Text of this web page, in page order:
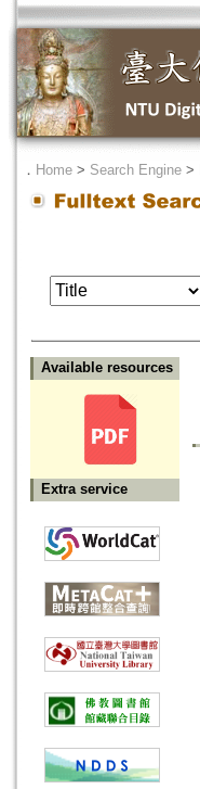
． Home > Search Engine >
Available resources
Extra service